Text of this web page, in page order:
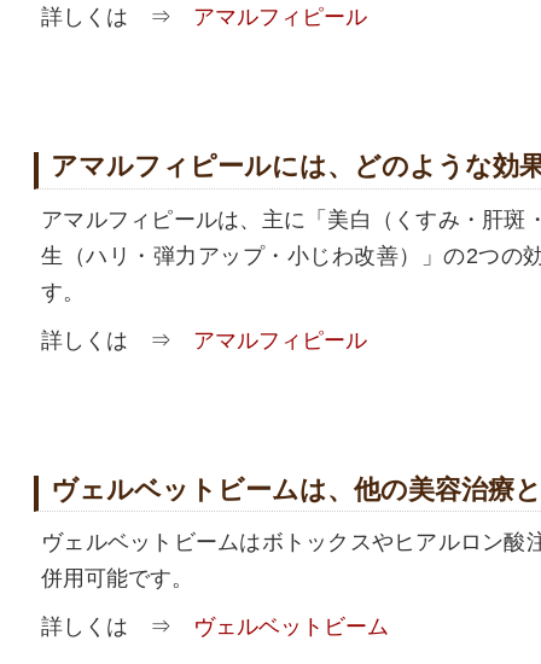
詳しくは ⇒ アマルフィピール
アマルフィピールには、どのような効
アマルフィピールは、主に「美白（くすみ・肝斑
生（ハリ・弾力アップ・小じわ改善）」の2つの
す。
詳しくは ⇒ アマルフィピール
ヴェルベットビームは、他の美容治療
ヴェルベットビームはボトックスやヒアルロン酸
併用可能です。
詳しくは ⇒ ヴェルベットビーム